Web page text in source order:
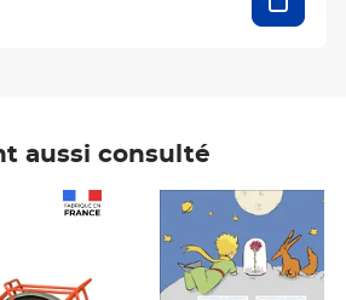
aussi consulté
Prix 7,50€